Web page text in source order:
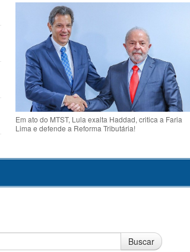
Em ato do MTST, Lula exalta Haddad, critica a Faria
Lima e defende a Reforma Tributária!
Buscar